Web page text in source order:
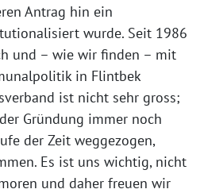
Antrag hin ein
wurde. Seit 1986
und – wie wir finden – mit
in Flintbek
ist nicht sehr gross;
Gründung immer noch
der Zeit weggezogen,
Es ist uns wichtig, nicht
und daher freuen wir